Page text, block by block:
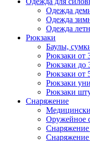
Одежда
Одежда
Одежда
Рюкзаки
Баулы,
Рюкзаки от
Рюкзаки до
Рюкзаки от
Рюкзаки
Рюкзаки
Снаряжение
Оружейное
Снаряжение
Снаряжение